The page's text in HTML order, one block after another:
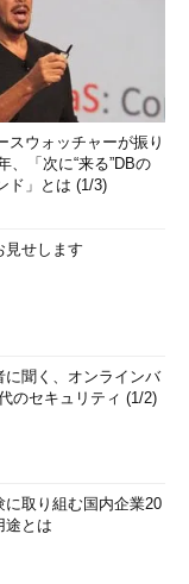
スウォッチャーが振り
、「次に“来る”DBの
ド」とは (1/3)
見せします
に聞く、オンラインバ
のセキュリティ (1/2)
取り組む国内企業20
途とは